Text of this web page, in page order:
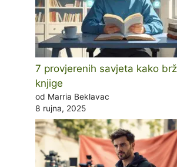
7 provjerenih savjeta kako
knjige
od Marria Beklavac
8 rujna, 2025